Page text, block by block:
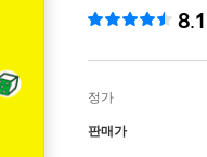
8.1
정가
판매가